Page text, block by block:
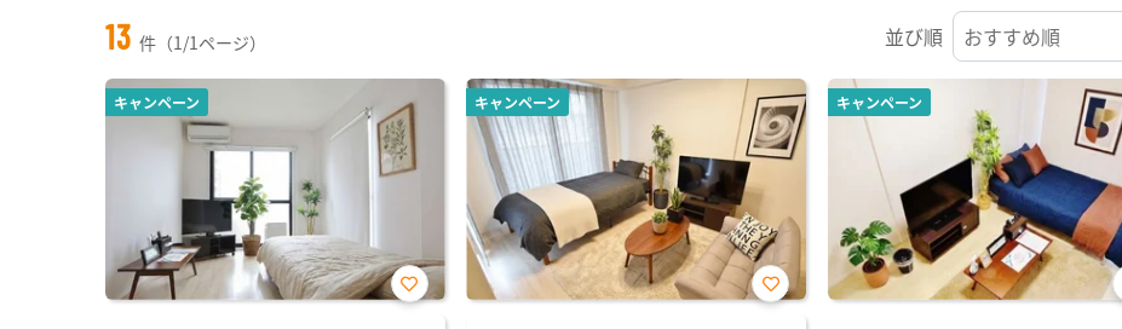
13 件（1/1ページ） 並び順
キャンペーン
お気
キャンペーン
お気
キャンペーン